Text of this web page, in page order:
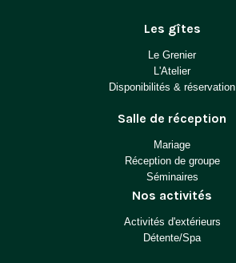
Les gîtes
Le Grenier
L'Atelier
Disponibilités & réservation
Salle de réception
Mariage
Réception de groupe
Séminaires
Nos activités
Activités d'extérieurs
Détente/Spa